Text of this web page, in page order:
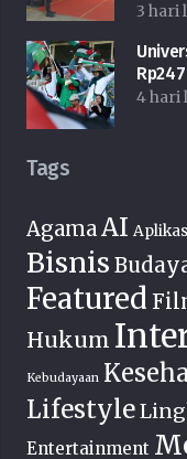
3 hari
4 hari
Tags
AgamaAI
Bisnis
Featured
Hukum
Kebudayaan
Lifestyle
Entertainment